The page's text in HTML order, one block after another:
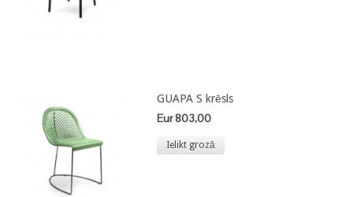
GUAPA S krēsls
Eur 803,00
Ielikt grozā